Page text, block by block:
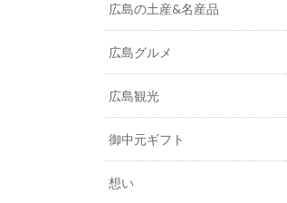
広島の土産&名産品
広島グルメ
広島観光
御中元ギフト
想い